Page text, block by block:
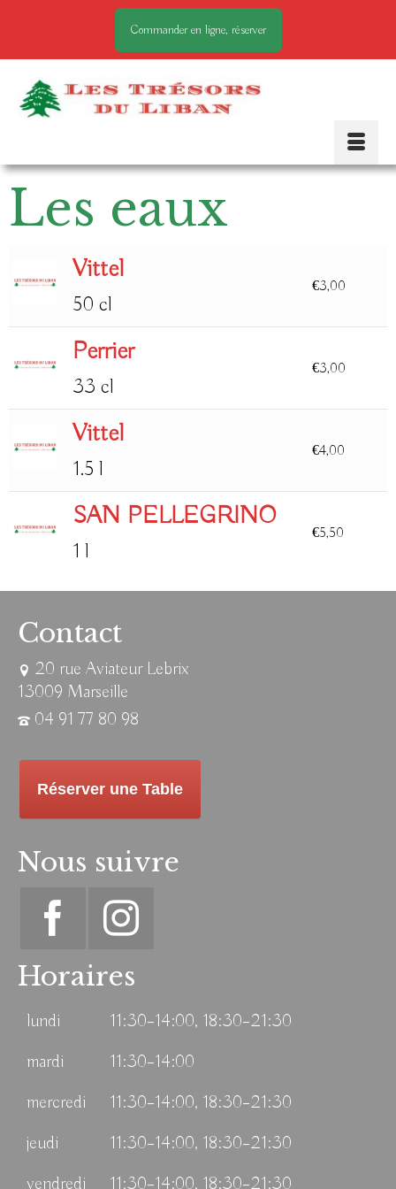
Commander en ligne, réserver
Les eaux
Vittel
50 cl
€3,00
Perrier
33 cl
€3,00
Vittel
1.5 l
€4,00
SAN PELLEGRINO
1 l
€5,50
Contact
20 rue Aviateur Lebrix
13009 Marseille
04 91 77 80 98
Réserver une Table
Nous suivre
Horaires
lundi
11:30–14:00, 18:30–21:30
mardi
11:30–14:00
mercredi
11:30–14:00, 18:30–21:30
jeudi
11:30–14:00, 18:30–21:30
vendredi
11:30–14:00, 18:30–21:30